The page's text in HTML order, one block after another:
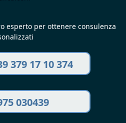
esperto per ottenere consulenza
379 17 10 374
030439